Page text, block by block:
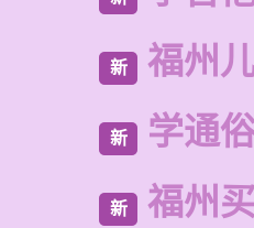
新 福州
新 学通
新 福州